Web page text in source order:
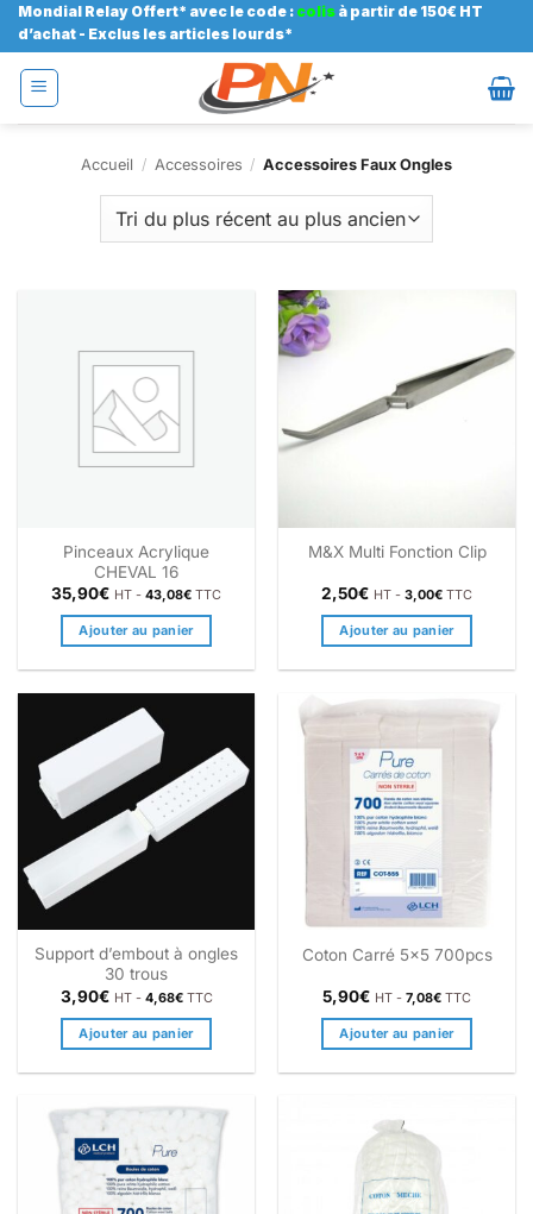
Passer
au
contenu
Mondial Relay Offert* avec le code : colis à partir de 150€ HT
d’achat - Exclus les articles lourds*
Accueil / Accessoires / Accessoires Faux Ongles
Pinceaux Acrylique
CHEVAL 16
35,90€ HT - 43,08€ TTC
Ajouter au panier
M&X Multi Fonction Clip
2,50€ HT - 3,00€ TTC
Ajouter au panier
Support d’embout à ongles
30 trous
3,90€ HT - 4,68€TTC
Ajouter au panier
Coton Carré 5×5 700pcs
5,90€ HT - 7,08€ TTC
Ajouter au panier